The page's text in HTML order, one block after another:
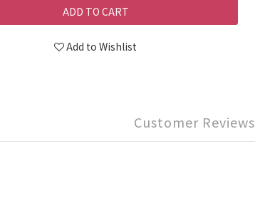
ADD TO CART
Add to Wishlist
Customer Reviews